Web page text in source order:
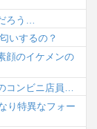
ろう…
いするの？
顔のイケメンの
コンビニ店員…
り特異なフォー